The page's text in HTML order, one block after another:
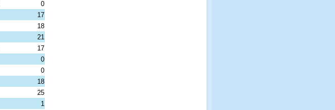
0
17
18
21
17
0
0
18
25
1